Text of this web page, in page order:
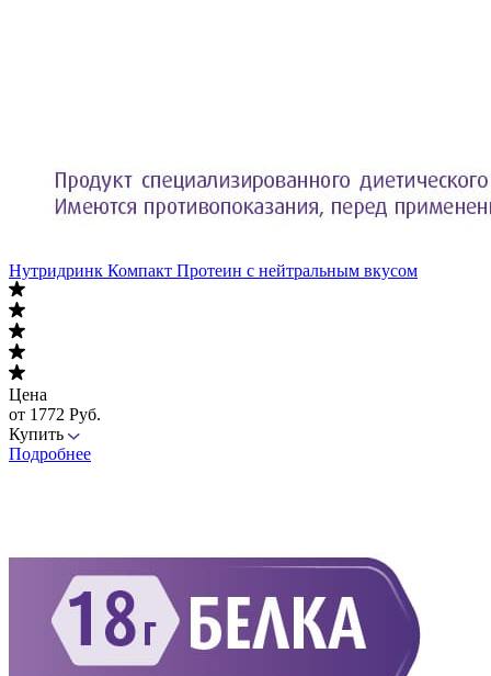
Нутридринк Компакт Протеин с нейтральным вкусом
Цена
от 1772 Руб.
Купить
Подробнее